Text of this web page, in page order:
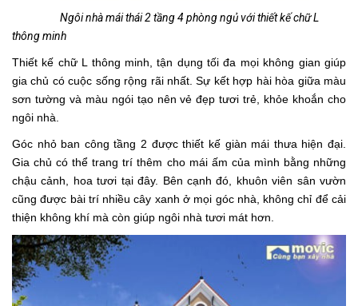
Ngôi nhà mái thái 2 tầng 4 phòng ngủ với thiết kế chữ L
thông minh
Thiết kế chữ L thông minh, tận dụng tối đa mọi không gian giúp
gia chủ có cuộc sống rộng rãi nhất. Sự kết hợp hài hòa giữa màu
sơn tường và màu ngói tạo nên vẻ đẹp tươi trẻ, khỏe khoắn cho
ngôi nhà.
Góc nhỏ ban công tầng 2 được thiết kế giàn mái thưa hiện đại.
Gia chủ có thể trang trí thêm cho mái ấm của mình bằng những
chậu cảnh, hoa tươi tại đây. Bên cạnh đó, khuôn viên sân vườn
cũng được bài trí nhiều cây xanh ở mọi góc nhà, không chỉ để cải
thiện không khí mà còn giúp ngôi nhà tươi mát hơn.